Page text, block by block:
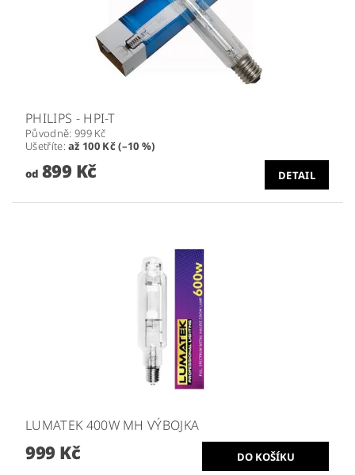
PHILIPS - HPI-T
Původně: 999 Kč
Ušetříte:až 100 Kč (–10 %)
od899 Kč DETAIL
LUMATEK 400W MH VÝBOJKA
999 Kč